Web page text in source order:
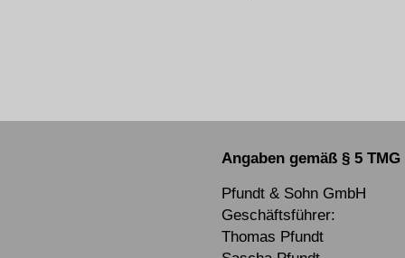
Angaben gemäß § 5 TMG
Pfundt & Sohn GmbH
Geschäftsführer:
Thomas Pfundt